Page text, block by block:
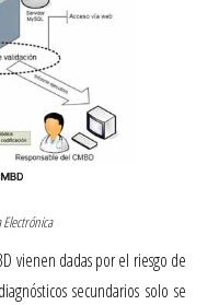
vienen dadas por el riesgo de
secundarios solo se